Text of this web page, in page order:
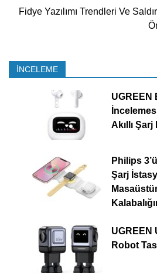
Fidye Yazılımı Trendleri Ve
İNCELEME
UGREEN
Akıllı
Philips
Şarj
UGREEN
Robot